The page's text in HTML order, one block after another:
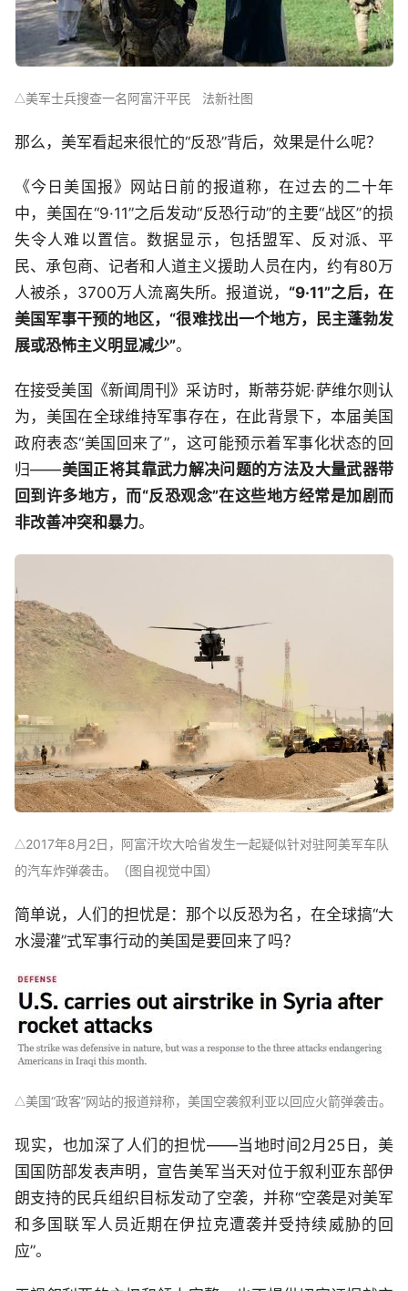
△美军士兵搜查一名阿富汗平民 法新社图
那么，美军看起来很忙的“反恐”背后，效果是什么呢？
《今日美国报》网站日前的报道称，在过去的二十年
中，美国在“9·11”之后发动“反恐行动”的主要“战区”的损
失令人难以置信。数据显示，包括盟军、反对派、平
民、承包商、记者和人道主义援助人员在内，约有80万
人被杀，3700万人流离失所。报道说， “9·11”之后，在
美国军事干预的地区，“很难找出一个地方，民主蓬勃发
展或恐怖主义明显减少”。
在接受美国《新闻周刊》采访时，斯蒂芬妮·萨维尔则认
为，美国在全球维持军事存在，在此背景下，本届美国
政府表态“美国回来了”，这可能预示着军事化状态的回
归——美国正将其靠武力解决问题的方法及大量武器带
回到许多地方，而“反恐观念”在这些地方经常是加剧而
非改善冲突和暴力。
△2017年8月2日，阿富汗坎大哈省发生一起疑似针对驻阿美军车队
的汽车炸弹袭击。（图自视觉中国）
简单说，人们的担忧是：那个以反恐为名，在全球搞“大
水漫灌”式军事行动的美国是要回来了吗？
△美国“政客”网站的报道辩称，美国空袭叙利亚以回应火箭弹袭击。
现实，也加深了人们的担忧——当地时间2月25日，美
国国防部发表声明，宣告美军当天对位于叙利亚东部伊
朗支持的民兵组织目标发动了空袭，并称“空袭是对美军
和多国联军人员近期在伊拉克遭袭并受持续威胁的回
应”。